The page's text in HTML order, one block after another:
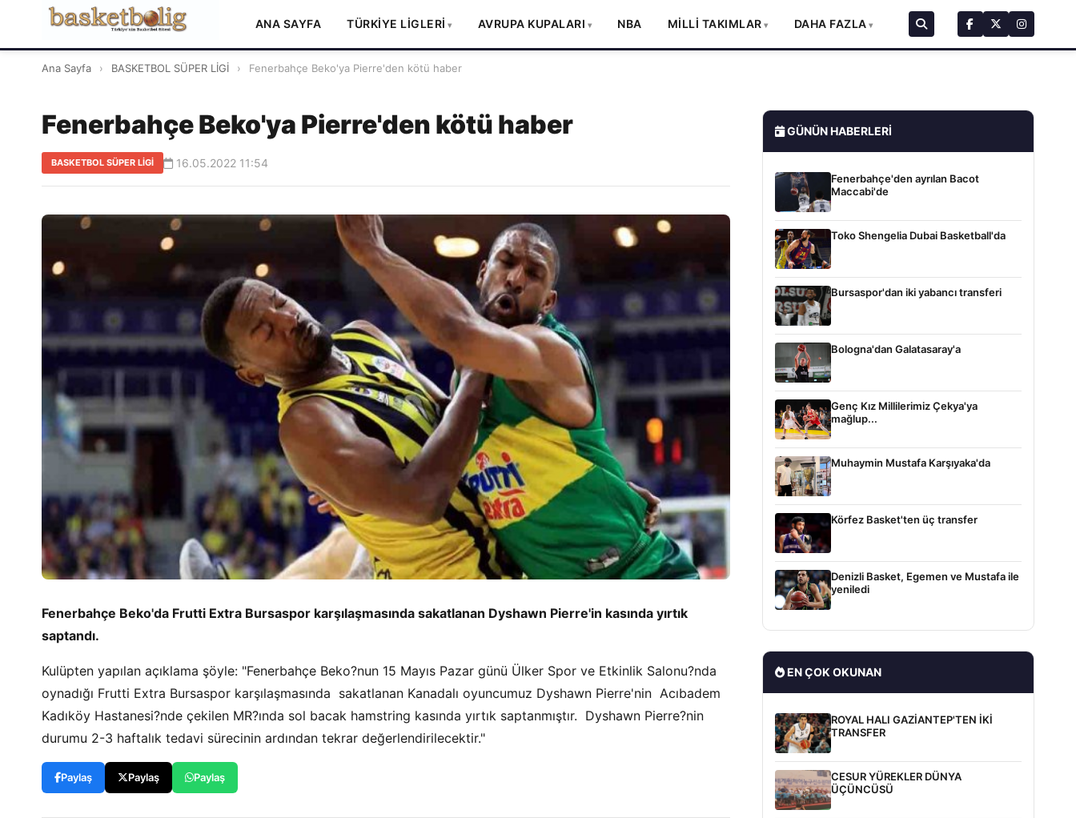
ANA SAYFA TÜRKİYE LİGLERİ AVRUPA KUPALARI NBA MİLLİ TAKIMLAR DAHA FAZLA
Ana Sayfa › BASKETBOL SÜPER LİGİ › Fenerbahçe Beko'ya Pierre'den kötü haber
Fenerbahçe Beko'ya Pierre'den kötü haber
BASKETBOL SÜPER LİGİ 16.05.2022 11:54
Fenerbahçe Beko'da Frutti Extra Bursaspor karşılaşmasında sakatlanan Dyshawn Pierre'in kasında yırtık
saptandı.
Kulüpten yapılan açıklama şöyle: "Fenerbahçe Beko?nun 15 Mayıs Pazar günü Ülker Spor ve Etkinlik Salonu?nda
oynadığı Frutti Extra Bursaspor karşılaşmasında sakatlanan Kanadalı oyuncumuz Dyshawn Pierre'nin Acıbadem
Kadıköy Hastanesi?nde çekilen MR?ında sol bacak hamstring kasında yırtık saptanmıştır. Dyshawn Pierre?nin
durumu 2-3 haftalık tedavi sürecinin ardından tekrar değerlendirilecektir."
Paylaş Paylaş Paylaş
GÜNÜN HABERLERI
Fenerbahçe'den ayrılan Bacot
Maccabi'de
Toko Shengelia Dubai Basketball'da
Bursaspor'dan iki yabancı transferi
Bologna'dan Galatasaray'a
Genç Kız Millilerimiz Çekya'ya
mağlup...
Muhaymin Mustafa Karşıyaka'da
Körfez Basket'ten üç transfer
Denizli Basket, Egemen ve Mustafa ile
yeniledi
EN ÇOK OKUNAN
ROYAL HALI GAZİANTEP'TEN İKİ
TRANSFER
CESUR YÜREKLER DÜNYA
ÜÇÜNCÜSÜ